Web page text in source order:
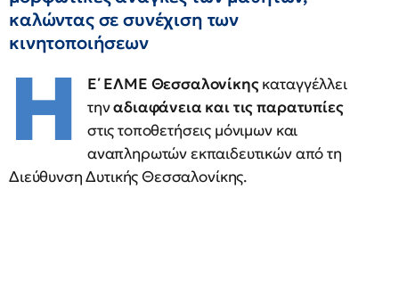
καλώντας σε συνέχιση των
κινητοποιήσεων
Η Ε΄ ΕΛΜΕ Θεσσαλονίκηςκαταγγέλλει
τηναδιαφάνεια και τις παρατυπίες
στις τοποθετήσεις μόνιμων και
αναπληρωτών εκπαιδευτικών από τη
Διεύθυνση Δυτικής Θεσσαλονίκης.